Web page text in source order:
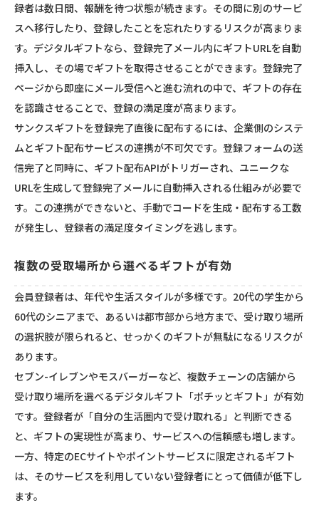
録者は数日間、報酬を待つ状態が続きます。その間に別のサービ
スへ移行したり、登録したことを忘れたりするリスクが高まりま
す。デジタルギフトなら、登録完了メール内にギフトURLを自動
挿入し、その場でギフトを取得させることができます。登録完了
ページから即座にメール受信へと進む流れの中で、ギフトの存在
を認識させることで、登録の満足度が高まります。
サンクスギフトを登録完了直後に配布するには、企業側のシステ
ムとギフト配布サービスの連携が不可欠です。登録フォームの送
信完了と同時に、ギフト配布APIがトリガーされ、ユニークな
URLを生成して登録完了メールに自動挿入される仕組みが必要で
す。この連携ができないと、手動でコードを生成・配布する工数
が発生し、登録者の満足度タイミングを逃します。
複数の受取場所から選べるギフトが有効
会員登録者は、年代や生活スタイルが多様です。20代の学生から
60代のシニアまで、あるいは都市部から地方まで、受け取り場所
の選択肢が限られると、せっかくのギフトが無駄になるリスクが
あります。
セブン-イレブンやモスバーガーなど、複数チェーンの店舗から
受け取り場所を選べるデジタルギフト「ポチッとギフト」が有効
です。登録者が「自分の生活圏内で受け取れる」と判断できる
と、ギフトの実現性が高まり、サービスへの信頼感も増します。
一方、特定のECサイトやポイントサービスに限定されるギフト
は、そのサービスを利用していない登録者にとって価値が低下し
ます。